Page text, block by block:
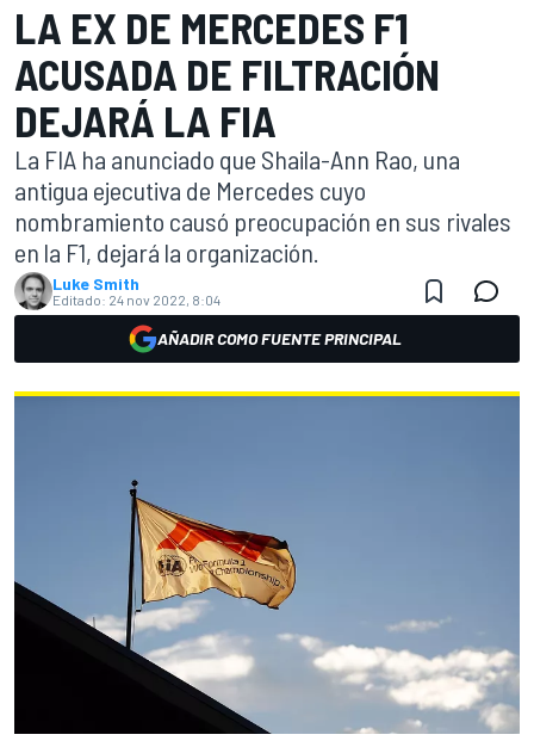
LA EX DE MERCEDES F1
ACUSADA DE FILTRACIÓN
DEJARÁ LA FIA
La FIA ha anunciado que Shaila-Ann Rao, una
antigua ejecutiva de Mercedes cuyo
nombramiento causó preocupación en sus rivales
en la F1, dejará la organización.
Luke Smith
Editado: 24 nov 2022, 8:04
AÑADIR COMO FUENTE PRINCIPAL